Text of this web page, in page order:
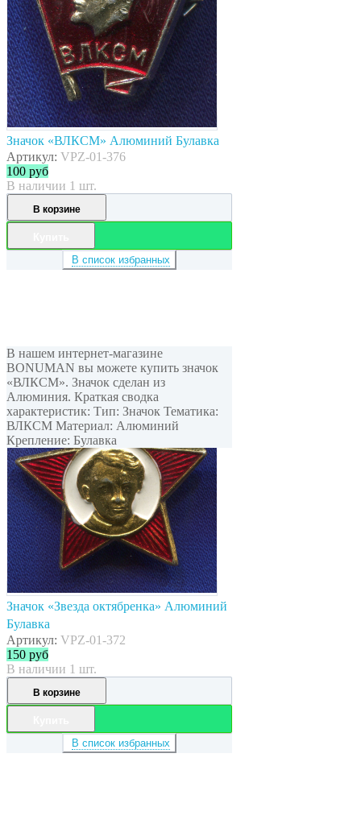
Значок «ВЛКСМ» Алюминий Булавка
Артикул: VPZ-01-376
100 руб
В наличии 1 шт.
В корзине
В список избранных
В нашем интернет-магазине
BONUMAN вы можете купить значок
«ВЛКСМ». Значок сделан из
Алюминия. Краткая сводка
характеристик: Тип: Значок Тематика:
ВЛКСМ Материал: Алюминий
Крепление: Булавка
Значок «Звезда октябренка» Алюминий
Булавка
Артикул: VPZ-01-372
150 руб
В наличии 1 шт.
В корзине
В список избранных